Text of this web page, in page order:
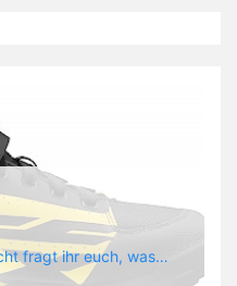
Deemax Pro Schuh Vielleicht fragt ihr euch, was ein Schuh mit Deemax zu tun hat? Nun, hier spielt vor allem der Einsatzzweck eine Rolle: Deemax steht für Gravity pur und dafür ist auch der neue Schuh gedacht, der vor allem den Ideen von Downhill Legende Fabien Barel entspricht. Der Schuh soll ganz der Deemax Philosophie entsprechen: kompromisslose Funktion, effizient und hoher Komfort standen auf der Wunschliste von Fabien. Und das kam dabei heraus: - die neue „Energy Grip AM“ Sohle bietet maximale Stabilität und optimalen Grip auf dem Pedal. - die „Ergo Fit“ Innensohle soll super hohen Komfort bieten und optimal sitzen und zwar den ganzen Tag lang. - eine 3D-Mesch-Konstruktion soll den Fuß belüften und sowohl bei Sonne also auch unter kühlen Bedingungen für optimales Fußklima sorgen - die Assymetrische Konstruktion mit höherem Seitenteil innen soll den Knöchel optimal schützen - extra Schutz für die Zehen und die Fersen